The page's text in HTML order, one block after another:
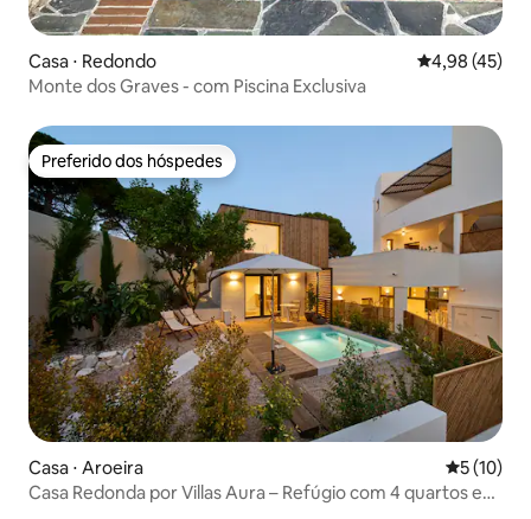
Casa ⋅ Redondo 4,98 de uma
4,98 (45)
Monte dos Graves - com Piscina Exclusiva
Preferido dos hóspedes
Preferido dos hóspedes
Casa ⋅ Aroeira 5 de uma
5 (10)
Casa Redonda por Villas Aura – Refúgio com 4 quartos e